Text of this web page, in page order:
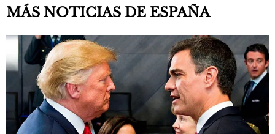
MÁS NOTICIAS DE ESPAÑA